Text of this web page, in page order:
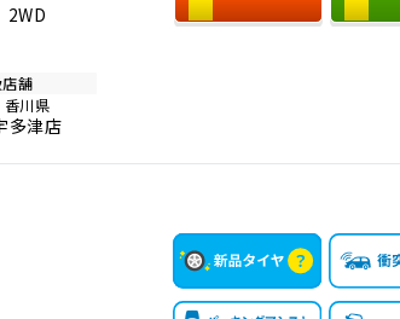
2WD
舗
香川県
多津店